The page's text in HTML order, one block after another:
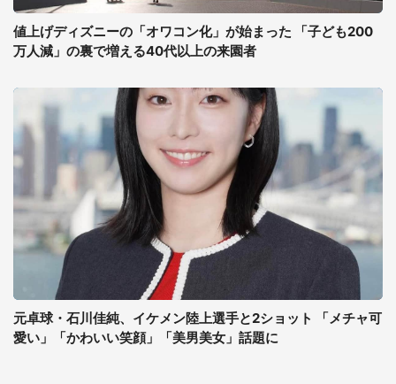
値上げディズニーの「オワコン化」が始まった 「子ども200
万人減」の裏で増える40代以上の来園者
元卓球・石川佳純、イケメン陸上選手と2ショット 「メチャ可
愛い」「かわいい笑顔」「美男美女」話題に